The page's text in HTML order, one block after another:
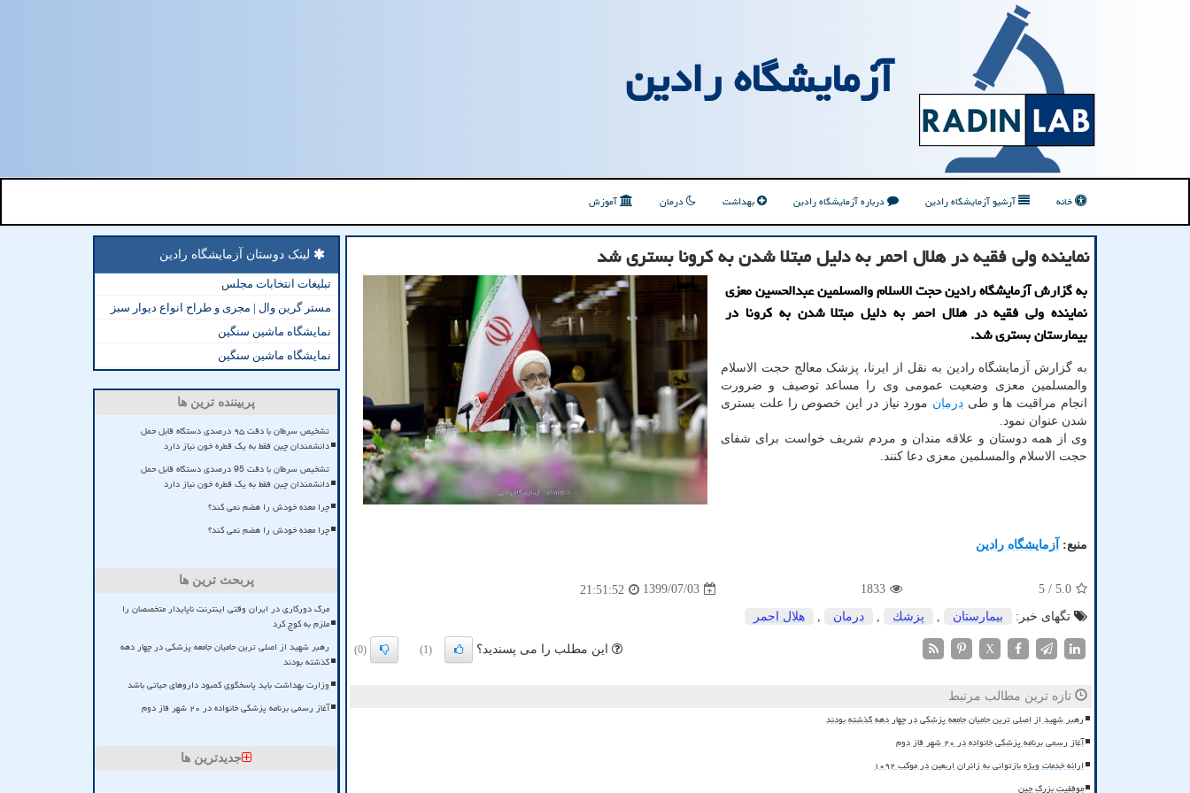
آزمایشگاه رادین
خانه آرشیو آزمایشگاه رادین درباره آزمایشگاه رادین بهداشت درمان آموزش
نماینده ولی فقیه در هلال احمر به دلیل مبتلا شدن به كرونا بستری شد
به گزارش آزمایشگاه رادین حجت الاسلام والمسلمین عبدالحسین معزی
نماینده ولی فقیه در هلال احمر به دلیل مبتلا شدن به كرونا در
بیمارستان بستری شد.
به گزارش آزمایشگاه رادین به نقل از ایرنا، پزشک معالج حجت الاسلام
والمسلمین معزی وضعیت عمومی وی را مساعد توصیف و ضرورت
انجام مراقبت ها و طی درمان مورد نیاز در این خصوص را علت بستری
شدن عنوان نمود.
وی از همه دوستان و علاقه مندان و مردم شریف خواست برای شفای
حجت الاسلام والمسلمین معزی دعا کنند.
منبع: آزمایشگاه رادین
5.0
/ 5
1833
1399/07/03
21:51:52
تگهای خبر:
بیمارستان پزشك درمان هلال احمر
X این مطلب را می پسندید؟ (1)
(0)
تازه ترین مطالب مرتبط
رهبر شهید از اصلی ترین حامیان جامعه پزشکی در چهار دهه گذشته بودند
آغاز رسمی برنامه پزشکی خانواده در ۲۰ شهر فاز دوم
ارائه خدمات ویژه بازتوانی به زائران اربعین در موکب ۱۰۹۲
موفقیت بزرگ چین
لینک دوستان آزمایشگاه رادین
تبلیغات انتخابات مجلس
مستر گرین وال | مجری و طراح انواع دیوار سبز
نمایشگاه ماشین سنگین
نمایشگاه ماشین سنگین
پربیننده ترین ها
تشخیص سرطان با دقت ۹۵ درصدی دستگاه قابل حمل
دانشمندان چین فقط به یک قطره خون نیاز دارد
تشخیص سرطان با دقت 95 درصدی دستگاه قابل حمل
دانشمندان چین فقط به یک قطره خون نیاز دارد
چرا معده خودش را هضم نمی کند؟
چرا معده خودش را هضم نمی کند؟
پربحث ترین ها
مرگ دورکاری در ایران وقتی اینترنت ناپایدار متخصصان را
ملزم به کوچ کرد
رهبر شهید از اصلی ترین حامیان جامعه پزشکی در چهار دهه
گذشته بودند
وزارت بهداشت باید پاسخگوی کمبود داروهای حیاتی باشد
آغاز رسمی برنامه پزشکی خانواده در ۲۰ شهر فاز دوم
جدیدترین ها